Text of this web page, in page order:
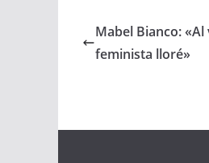
Mabel Bianco:
feminista lloré»